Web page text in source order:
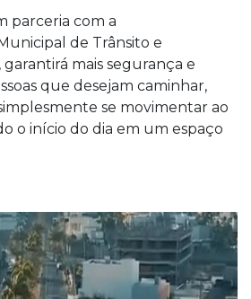
parceria com a
de Trânsito e
mais segurança e
que desejam caminhar,
se movimentar ao
o início do dia em um espaço